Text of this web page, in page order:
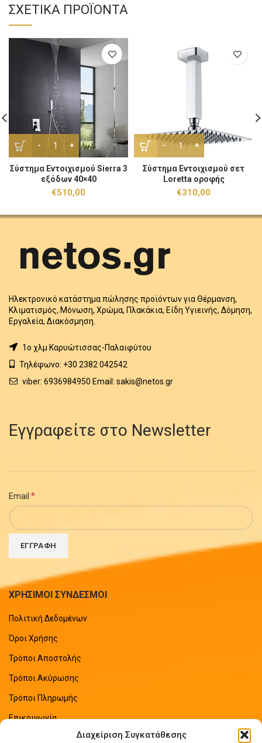
Διαχείριση Συγκατάθεσης
ΣΧΕΤΙΚΆ ΠΡΟΪΌΝΤΑ
Σύστημα Εντοιχισμού Sierra 3 εξόδων 40x40 ποσότητα
Σύστημα Εντοιχισμού Sierra 3
εξόδων 40×40
€510,00
Σύστημα Εντοιχισμού σετ
Σύστημα Εντοιχισμού σετ
Loretta οροφής
€310,00
Ηλεκτρονικό κατάστημα πώλησης προϊόντων για Θέρμανση,
Κλιματισμός, Μόνωση, Χρώμα, Πλακάκια, Είδη Υγιεινής, Δόμηση,
Εργαλεία, Διακόσμηση.
1o χλμ Καρυώτισσας-Παλαιφύτου
Τηλέφωνο: +30 2382 042542
viber: 6936984950 Email: sakis@netos.gr
Εγγραφείτε στο Newsletter
Email *
ΧΡΗΣΙΜΟΙ ΣΥΝΔΕΣΜΟΙ
Πολιτική Δεδομένων
Όροι Χρήσης
Τρόποι Αποστολής
Τρόποι Ακύρωσης
Τρόποι Πληρωμής
Επικοινωνία